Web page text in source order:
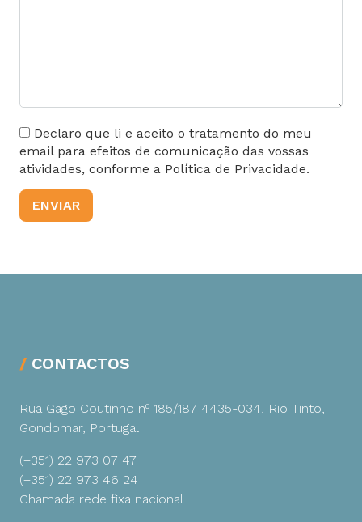
Declaro que li e aceito o tratamento do meu
email para efeitos de comunicação das vossas
atividades, conforme a Política de Privacidade.
CONTACTOS
Rua Gago Coutinho nº 185/187 4435-034, Rio Tinto,
Gondomar, Portugal
(+351) 22 973 07 47
(+351) 22 973 46 24
Chamada rede fixa nacional